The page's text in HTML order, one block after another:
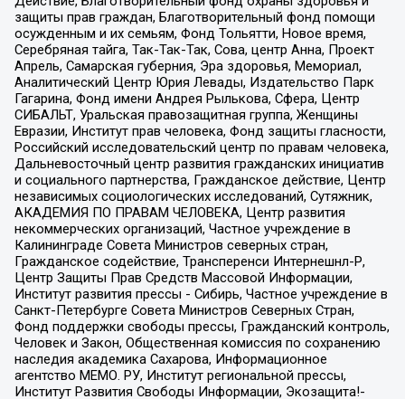
защиты прав граждан, Благотворительный фонд помощи
осужденным и их семьям, Фонд Тольятти, Новое время,
Серебряная тайга, Так-Так-Так, Сова, центр Анна, Проект
Апрель, Самарская губерния, Эра здоровья, Мемориал,
Аналитический Центр Юрия Левады, Издательство Парк
Гагарина, Фонд имени Андрея Рылькова, Сфера, Центр
СИБАЛЬТ, Уральская правозащитная группа, Женщины
Евразии, Институт прав человека, Фонд защиты гласности,
Российский исследовательский центр по правам человека,
Дальневосточный центр развития гражданских инициатив
и социального партнерства, Гражданское действие, Центр
независимых социологических исследований, Сутяжник,
АКАДЕМИЯ ПО ПРАВАМ ЧЕЛОВЕКА, Центр развития
некоммерческих организаций, Частное учреждение в
Калининграде Совета Министров северных стран,
Гражданское содействие, Трансперенси Интернешнл-Р,
Центр Защиты Прав Средств Массовой Информации,
Институт развития прессы - Сибирь, Частное учреждение в
Санкт-Петербурге Совета Министров Северных Стран,
Фонд поддержки свободы прессы, Гражданский контроль,
Человек и Закон, Общественная комиссия по сохранению
наследия академика Сахарова, Информационное
агентство МЕМО. РУ, Институт региональной прессы,
Институт Развития Свободы Информации, Экозащита!-